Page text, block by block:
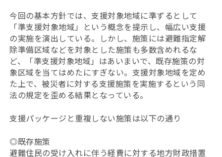
今回の基本方針では、支援対象地域に準ずるとして
「準支援対象地域」という概念を提示し、幅広い支援
の実施を演出している。しかし、施策には避難指定解
除準備区域などを対象とした施策も多数含めれるな
ど、「準支援対象地域」はあいまいで、既存施策の対
象区域を当てはめたにすぎない。支援対象地域を定め
た上で、被災者に対する支援施策を実施するという同
法の規定を歪める結果となっている。
支援パッケージと重複しない施策は以下の通り
◎既存施策
避難住民の受け入れに伴う経費に対する地方財政措置